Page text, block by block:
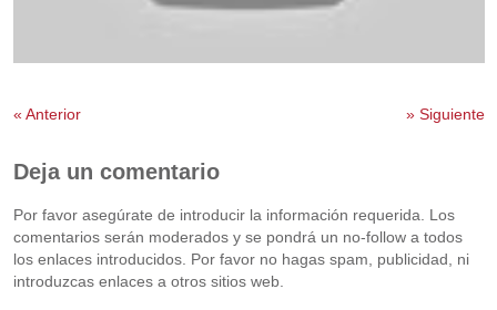
« Anterior »Siguiente
Deja un comentario
Por favor asegúrate de introducir la información requerida. Los
comentarios serán moderados y se pondrá un no-follow a todos
los enlaces introducidos. Por favor no hagas spam, publicidad, ni
introduzcas enlaces a otros sitios web.